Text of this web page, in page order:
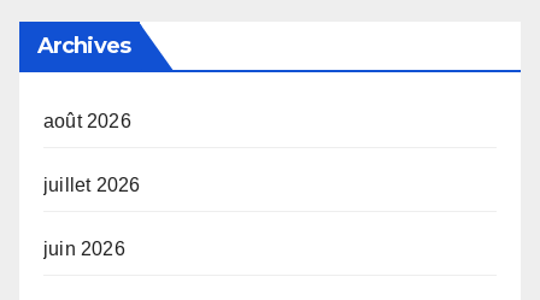
Archives
août 2026
juillet 2026
juin 2026